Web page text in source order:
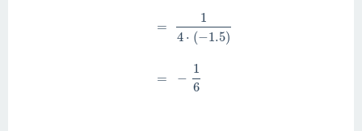
=
1
4 ⋅ (−1.5)
= −
1
6